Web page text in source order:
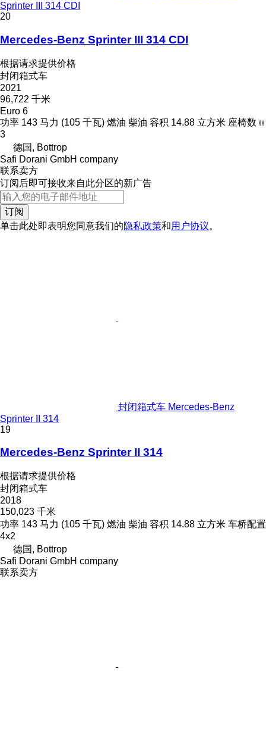
Sprinter III 314 CDI
20
Mercedes-Benz Sprinter III 314 CDI
根据请求提供价格
封闭箱式车
2021
96,722 千米
Euro 6
功率 143 马力 (105 千瓦) 燃油 柴油 容积 14.88 立方米 座椅数
3
德国, Bottrop
Safi Dorani GmbH company
联系卖方
订阅后即可接收来自此分区的新广告
订阅
单击此处即表明您同意我们的隐私政策和用户协议。
封闭箱式车 Mercedes-Benz
Sprinter II 314
19
Mercedes-Benz Sprinter II 314
根据请求提供价格
封闭箱式车
2018
150,023 千米
功率 143 马力 (105 千瓦) 燃油 柴油 容积 14.88 立方米 车桥配置
4x2
德国, Bottrop
Safi Dorani GmbH company
联系卖方